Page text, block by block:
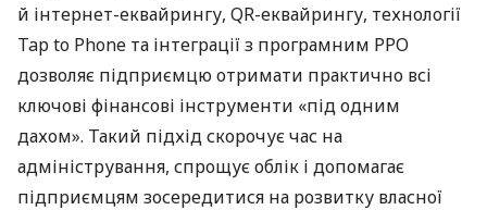
й інтернет-еквайрингу, QR-еквайрингу, технології
Tap to Phone та інтеграції з програмним РРО
дозволяє підприємцю отримати практично всі
ключові фінансові інструменти «під одним
дахом». Такий підхід скорочує час на
адміністрування, спрощує облік і допомагає
підприємцям зосередитися на розвитку власної